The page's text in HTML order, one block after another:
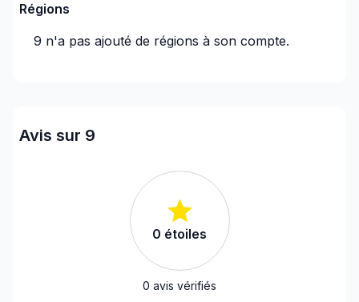
Régions
9 n'a pas ajouté de régions à son compte.
Avis sur 9
0 étoiles
0 avis vérifiés